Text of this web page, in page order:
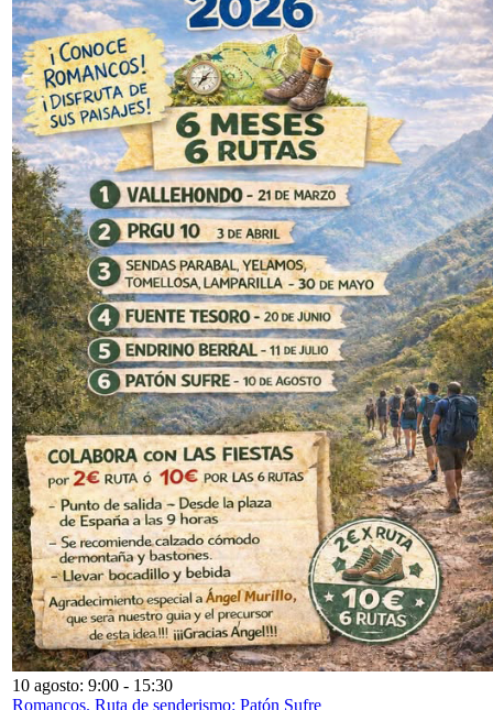
10 agosto: 9:00 - 15:30
Romancos. Ruta de senderismo: Patón Sufre